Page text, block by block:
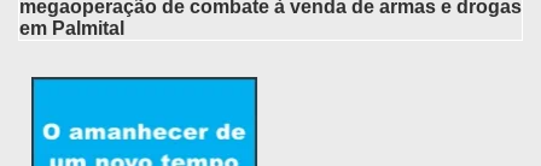
megaoperação de combate à venda de armas e drogas
em Palmital